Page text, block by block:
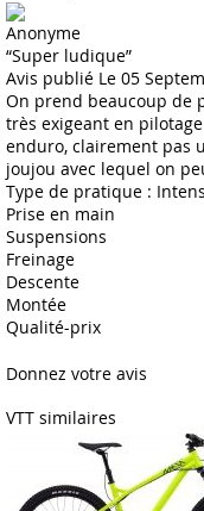
Anonyme
“Super ludique”
Avis publié Le 05
On prend beaucoup de
très exigeant en
enduro, clairement pas
joujou avec lequel on
Type de pratique :
Prise en main
Suspensions
Freinage
Descente
Montée
Qualité-prix
Donnez votre avis
VTT similaires